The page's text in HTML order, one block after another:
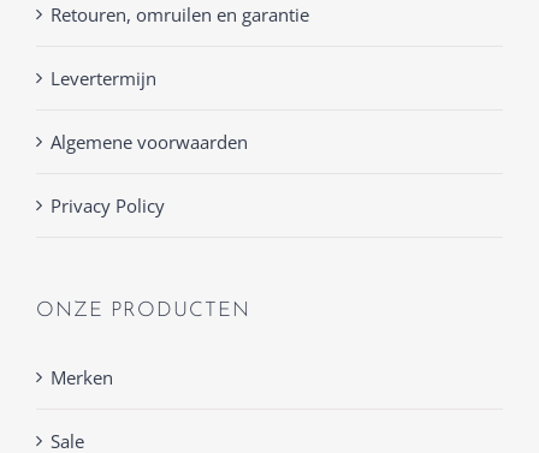
Retouren, omruilen en garantie
Levertermijn
Algemene voorwaarden
Privacy Policy
ONZE PRODUCTEN
Merken
Sale